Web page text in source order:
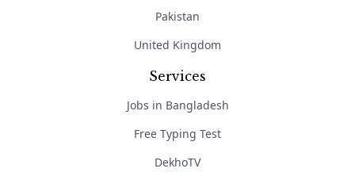
Pakistan
United Kingdom
Services
Jobs in Bangladesh
Free Typing Test
DekhoTV